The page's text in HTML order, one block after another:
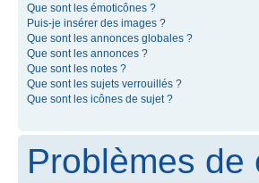
Que sont les émoticônes ?
Puis-je insérer des images ?
Que sont les annonces globales ?
Que sont les annonces ?
Que sont les notes ?
Que sont les sujets verrouillés ?
Que sont les icônes de sujet ?
Problèmes de